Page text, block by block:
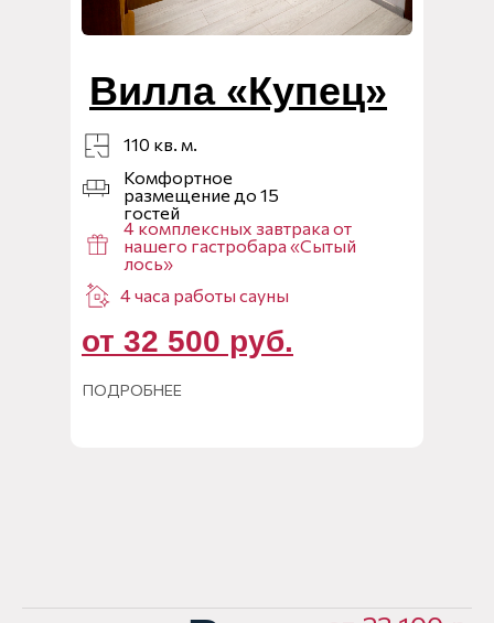
Вилла «Купец»
от 32 500 руб.
ПОДРОБНЕЕ
Комфортное
размещение до 15
гостей
110 кв. м.
4 комплексных завтрака от
нашего гастробара «Сытый
лось»
4 часа работы сауны